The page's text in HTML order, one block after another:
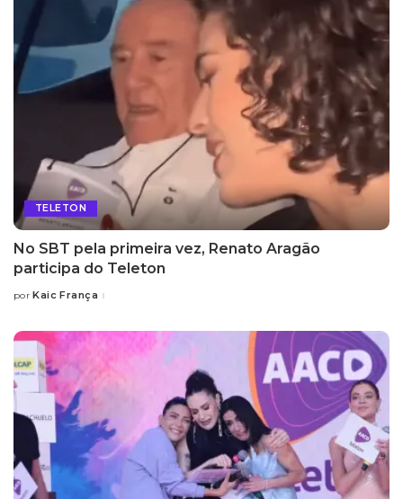
TELETON
No SBT pela primeira vez, Renato Aragão
participa do Teleton
Posted
por Kaic França